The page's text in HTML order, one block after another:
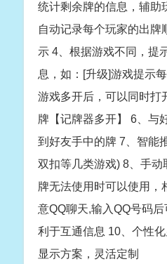
统计剩余牌的信息，辅助
自动记录每个玩家的出牌
示 4、根据游戏不同，提
息，如：[升级]游戏提示
游戏多开后，可以同时打
牌【记牌器多开】 6、与
到好友手中的牌 7、智能
双扣等几类游戏) 8、手动
牌无法使用时可以使用，
意QQ聊天,输入QQ号码
利于互通信息 10、个性
显示方案，灵活定制